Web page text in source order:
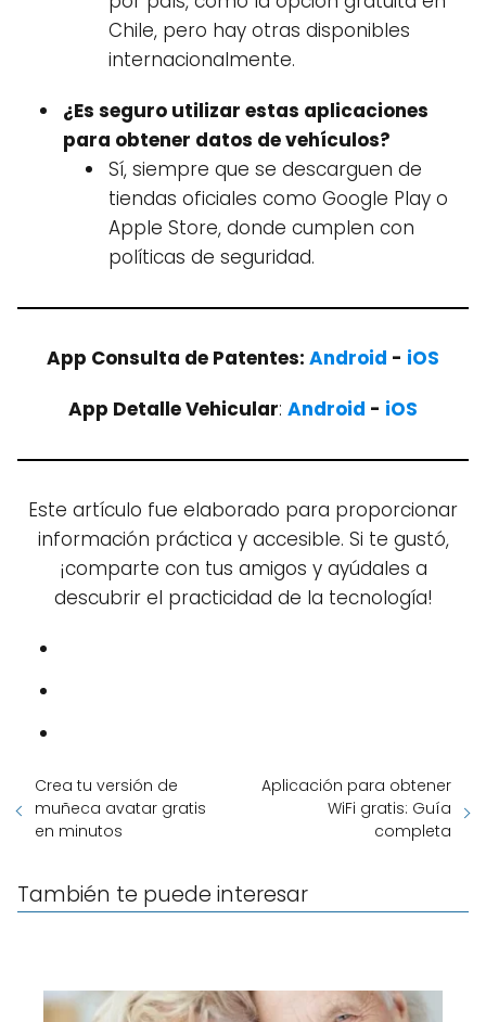
Chile, pero hay otras disponibles
internacionalmente.
¿Es seguro utilizar estas aplicaciones
para obtener datos de vehículos?
Sí, siempre que se descarguen de
tiendas oficiales como Google Play o
Apple Store, donde cumplen con
políticas de seguridad.
App Consulta de Patentes: Android - iOS
App Detalle Vehicular: Android - iOS
Este artículo fue elaborado para proporcionar
información práctica y accesible. Si te gustó,
¡comparte con tus amigos y ayúdales a
descubrir el practicidad de la tecnología!
Crea tu versión de
muñeca avatar gratis
en minutos
Aplicación para obtener
WiFi gratis: Guía
completa
También te puede interesar